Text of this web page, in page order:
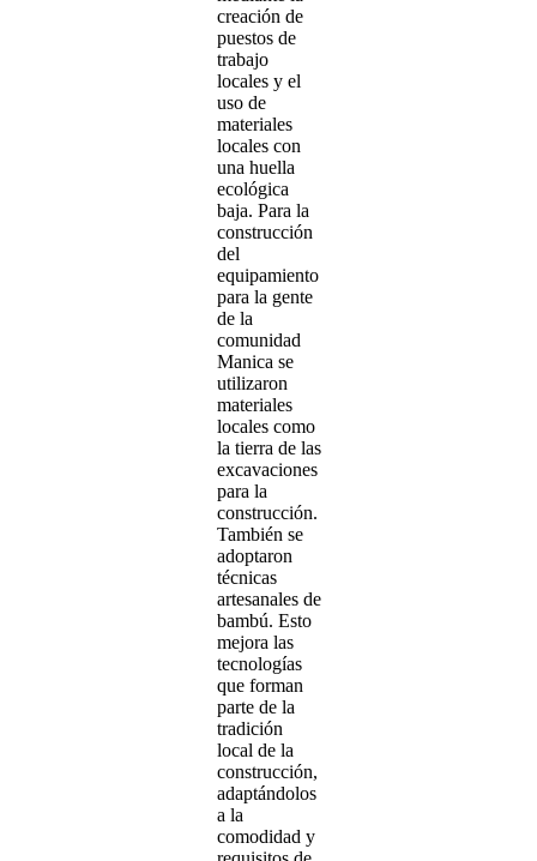
creación de
puestos de
trabajo
locales y el
uso de
materiales
locales con
una huella
ecológica
baja. Para la
construcción
del
equipamiento
para la gente
de la
comunidad
Manica se
utilizaron
materiales
locales como
la tierra de las
excavaciones
para la
construcción.
También se
adoptaron
técnicas
artesanales de
bambú. Esto
mejora las
tecnologías
que forman
parte de la
tradición
local de la
construcción,
adaptándolos
a la
comodidad y